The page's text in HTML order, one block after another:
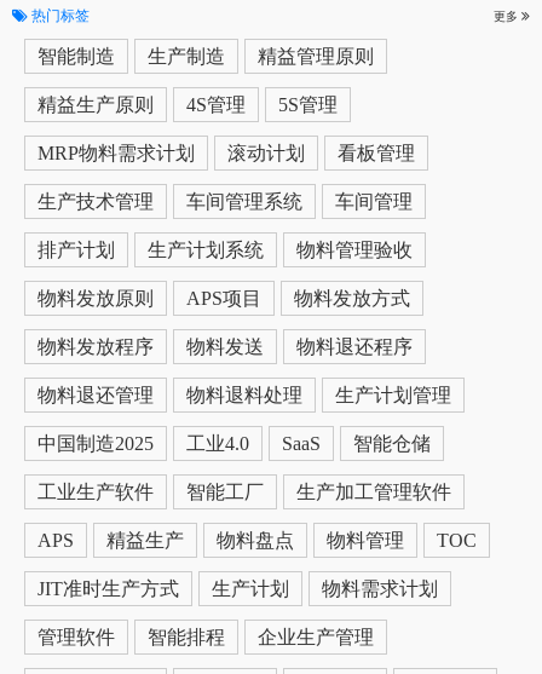
热门标签 更多
智能制造 生产制造 精益管理原则
精益生产原则 4S管理 5S管理
MRP物料需求计划 滚动计划 看板管理
生产技术管理 车间管理系统 车间管理
排产计划 生产计划系统 物料管理验收
物料发放原则 APS项目 物料发放方式
物料发放程序 物料发送 物料退还程序
物料退还管理 物料退料处理 生产计划管理
中国制造2025 工业4.0 SaaS 智能仓储
工业生产软件 智能工厂 生产加工管理软件
APS 精益生产 物料盘点 物料管理 TOC
JIT准时生产方式 生产计划 物料需求计划
管理软件 智能排程 企业生产管理